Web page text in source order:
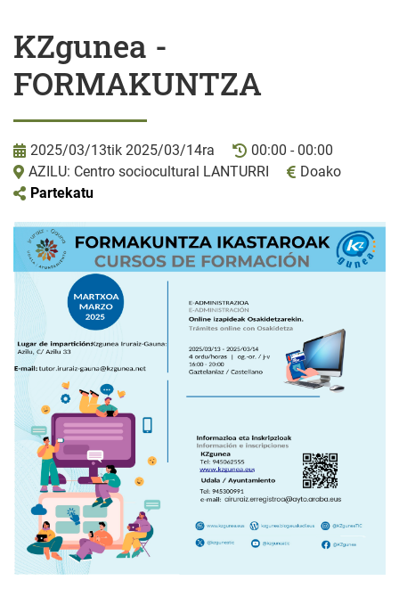
KZgunea -
FORMAKUNTZA
2025/03/13tik 2025/03/14ra
00:00 - 00:00
AZILU: Centro sociocultural LANTURRI
Doako
Partekatu